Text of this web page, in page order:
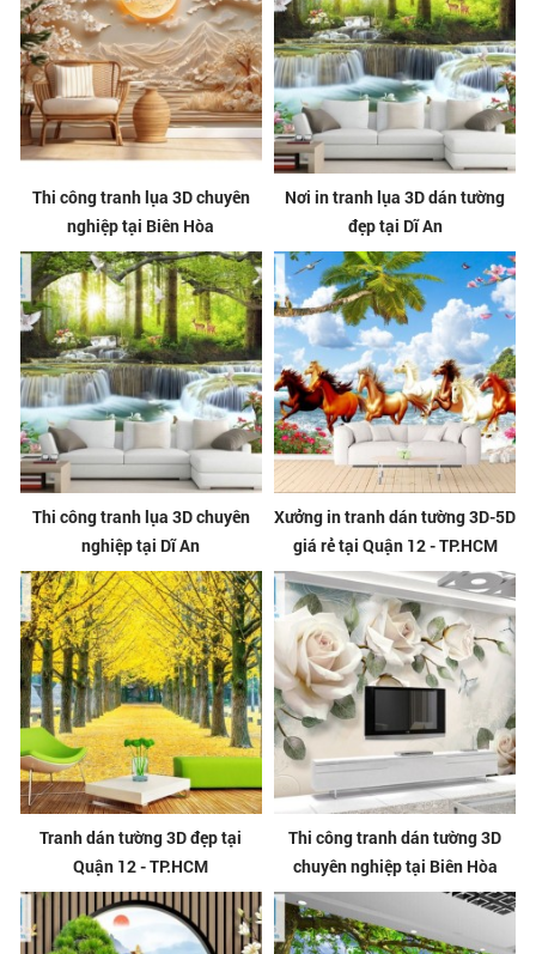
Thi công tranh lụa 3D chuyên
nghiệp tại Biên Hòa
Nơi in tranh lụa 3D dán tường
đẹp tại Dĩ An
Thi công tranh lụa 3D chuyên
nghiệp tại Dĩ An
Xưởng in tranh dán tường 3D-5D
giá rẻ tại Quận 12 - TP.HCM
Tranh dán tường 3D đẹp tại
Quận 12 - TP.HCM
Thi công tranh dán tường 3D
chuyên nghiệp tại Biên Hòa